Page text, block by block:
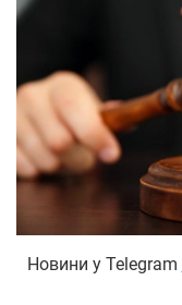
Новини у Telegram